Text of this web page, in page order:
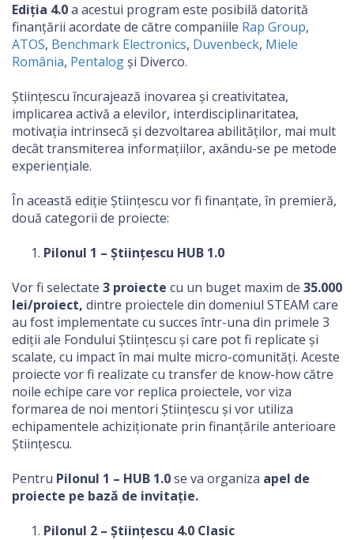
Ediția 4.0a acestui program este posibilă datorită
finanțării acordate de către companiile Rap Group,
ATOS, Benchmark Electronics, Duvenbeck, Miele
România, Pentalogși Diverco.
Științescu încurajează inovarea și creativitatea,
implicarea activă a elevilor, interdisciplinaritatea,
motivația intrinsecă și dezvoltarea abilităților, mai mult
decât transmiterea informațiilor, axându-se pe metode
experiențiale.
În această ediție Științescu vor fi finanțate, în premieră,
două categorii de proiecte:
Pilonul 1 – Științescu HUB 1.0
Vor fi selectate 3 proiecte cu un buget maxim de 35.000
lei/proiect, dintre proiectele din domeniul STEAM care
au fost implementate cu succes într-una din primele 3
ediții ale Fondului Științescu și care pot fi replicate și
scalate, cu impact în mai multe micro-comunități. Aceste
proiecte vor fi realizate cu transfer de know-how către
noile echipe care vor replica proiectele, vor viza
formarea de noi mentori Științescu și vor utiliza
echipamentele achiziționate prin finanțările anterioare
Științescu.
Pentru Pilonul 1 – HUB 1.0se va organiza apel de
proiecte pe bază de invitație.
Pilonul 2 – Științescu 4.0 Clasic